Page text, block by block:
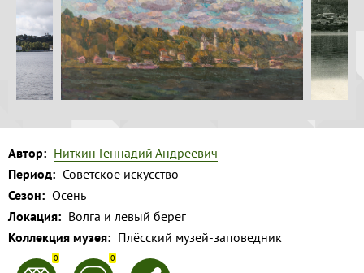
Автор: Ниткин Геннадий Андреевич
Период: Советское искусство
Сезон: Осень
Локация: Волга и левый берег
Коллекция музея: Плёсский музей-заповедник
0 0
Лето
Осень
Коллекция
музея
Музей
Сбросить